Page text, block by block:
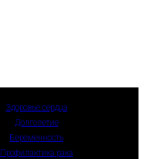
Здоровье сердца
Долголетие
Беременность
Профилактика рака